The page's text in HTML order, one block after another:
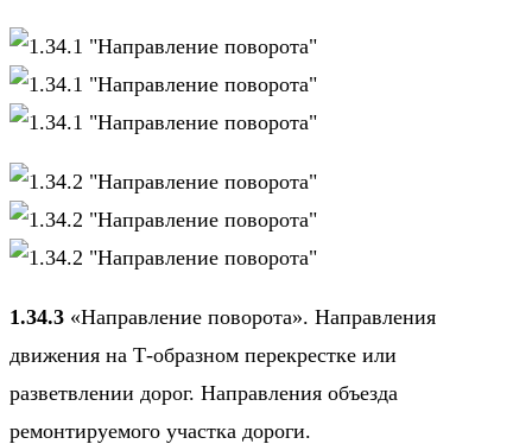
1.34.3 «Направление поворота». Направления
движения на Т-образном перекрестке или
разветвлении дорог. Направления объезда
ремонтируемого участка дороги.